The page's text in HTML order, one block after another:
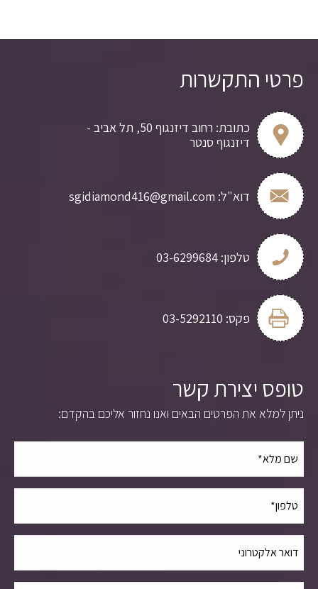
פרטי התקשרות
כתובת:
רחוב דיזנגוף 50, תל אביב -
דיזנגוף סנטר
דוא"ל: sgidiamond416@gmail.com
טלפון: 03-6299684
פקס: 03-5292110
טופס יצירת קשר
ניתן למלא את הפרטים הבאים ואנו נחזור אליכם בהקדם: